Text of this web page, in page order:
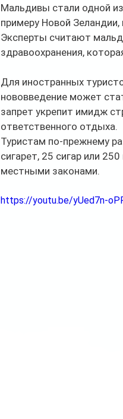
Мальдивы стали одной
примеру Новой
Эксперты считают
здравоохранения,
Для иностранных
нововведение может
запрет укрепит имидж
ответственного отдыха.
Туристам по-прежнему
сигарет, 25 сигар или
местными законами.
https://youtu.be/yUed7n-